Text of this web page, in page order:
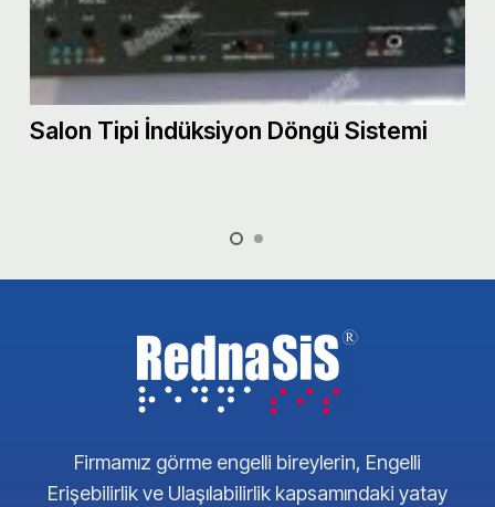
Tipi İndüksiyon Döngü Sistemi
Firmamız görme engelli bireylerin, Engelli
Erişebilirlik ve Ulaşılabilirlik kapsamındaki yatay